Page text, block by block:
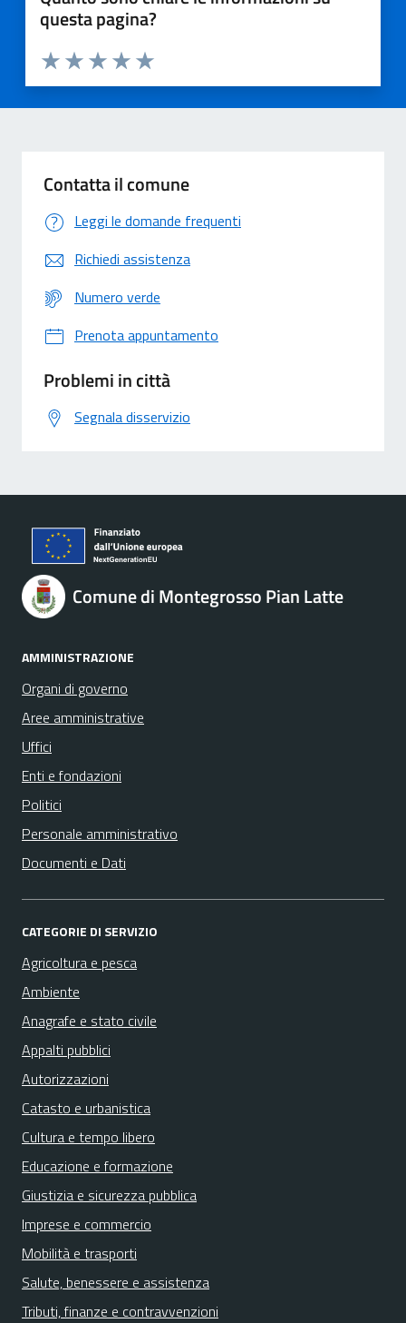
questa pagina?
Valuta 5 stelle su 5
Valuta 4 stelle su 5
Valuta 3 stelle su 5
Valuta 2 stelle su 5
Valuta 1 stelle su 5
Contatta il comune
Leggi le domande frequenti
Richiedi assistenza
Numero verde
Prenota appuntamento
Problemi in città
Segnala disservizio
Comune di Montegrosso Pian Latte
AMMINISTRAZIONE
Organi di governo
Aree amministrative
Uffici
Enti e fondazioni
Politici
Personale amministrativo
Documenti e Dati
CATEGORIE DI SERVIZIO
Agricoltura e pesca
Ambiente
Anagrafe e stato civile
Appalti pubblici
Autorizzazioni
Catasto e urbanistica
Cultura e tempo libero
Educazione e formazione
Giustizia e sicurezza pubblica
Imprese e commercio
Mobilità e trasporti
Salute, benessere e assistenza
Tributi, finanze e contravvenzioni